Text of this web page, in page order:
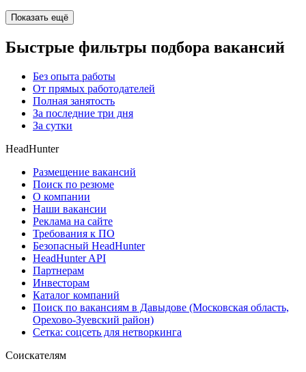
Показать ещё
Быстрые фильтры подбора вакансий
Без опыта работы
От прямых работодателей
Полная занятость
За последние три дня
За сутки
HeadHunter
Размещение вакансий
Поиск по резюме
О компании
Наши вакансии
Реклама на сайте
Требования к ПО
Безопасный HeadHunter
HeadHunter API
Партнерам
Инвесторам
Каталог компаний
Поиск по вакансиям в Давыдове (Московская область,
Орехово-Зуевский район)
Сетка: соцсеть для нетворкинга
Соискателям